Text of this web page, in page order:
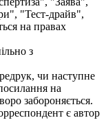
"Тест-драйв",
на правах
з
чи наступне
на
забороняється.
є автор